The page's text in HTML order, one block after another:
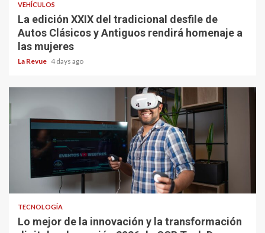
VEHÍCULOS
La edición XXIX del tradicional desfile de
Autos Clásicos y Antiguos rendirá homenaje a
las mujeres
La Revue 4 days ago
TECNOLOGÍA
Lo mejor de la innovación y la transformación